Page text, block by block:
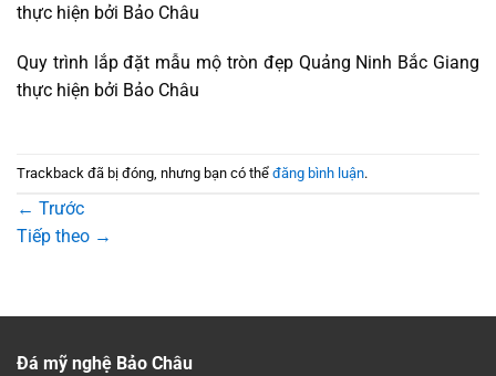
thực hiện bởi Bảo Châu
Quy trình lắp đặt mẫu mộ tròn đẹp Quảng Ninh Bắc Giang
thực hiện bởi Bảo Châu
Trackback đã bị đóng, nhưng bạn có thể đăng bình luận.
← Trước
Tiếp theo →
Đá mỹ nghệ Bảo Châu